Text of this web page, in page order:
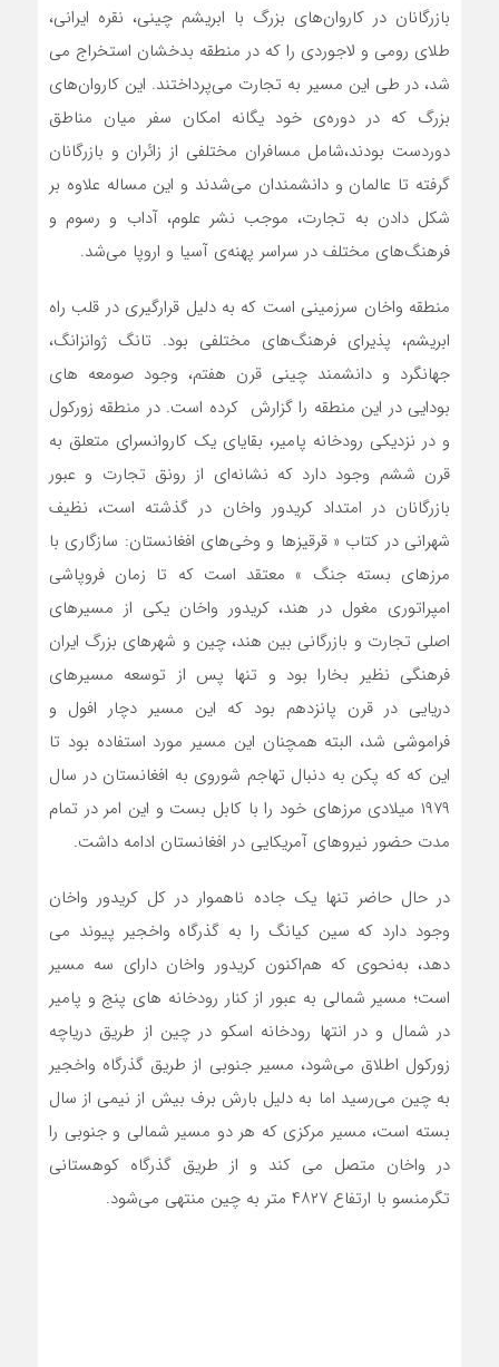
بازرگانان در کاروان‌های بزرگ با ابریشم چینی، نقره ایرانی،
طلای رومی و لاجوردی را که در منطقه بدخشان استخراج می
شد، در طی این مسیر به تجارت می‌پرداختند. این کاروان‌های
بزرگ که در دوره‌ی خود یگانه امکان سفر میان مناطق
دوردست بودند،شامل ‌مسافران مختلفی از زائران و بازرگانان
گرفته تا عالمان و دانشمندان می‌شدند و این مساله علاوه بر
شکل دادن به تجارت، موجب نشر علوم، آداب و رسوم و
فرهنگ‌های مختلف در سراسر پهنه‌ی آسیا و اروپا می‌شد.
منطقه واخان سرزمینی است که به دلیل قرارگیری در قلب راه
ابریشم، پذیرای فرهنگ‌های مختلفی بود. تانگ ژوانزانگ،
جهانگرد و دانشمند چینی قرن هفتم، وجود صومعه های
بودایی در این منطقه را گزارش کرده است. در منطقه زورکول
و در نزدیکی رودخانه پامیر، بقایای یک کاروانسرای متعلق به
قرن ششم وجود دارد که نشانه‌ای از رونق تجارت و عبور
بازرگانان در امتداد کریدور واخان در گذشته است، نظیف
شهرانی در کتاب « قرقیزها و وخی‌های افغانستان: سازگاری با
مرزهای بسته جنگ » معتقد است که تا زمان فروپاشی
امپراتوری مغول در هند، کریدور واخان یکی از مسیرهای
اصلی تجارت و بازرگانی بین هند، چین و شهرهای بزرگ ایران
فرهنگی نظیر بخارا بود و تنها پس از توسعه مسیرهای
دریایی در قرن پانزدهم بود که این مسیر دچار افول و
فراموشی شد، البته همچنان این مسیر مورد استفاده بود تا
این که که پکن به دنبال تهاجم شوروی به افغانستان در سال
۱۹۷۹ میلادی مرزهای خود را با کابل بست و این امر در تمام
مدت حضور نیروهای آمریکایی در افغانستان ادامه داشت.
در حال حاضر تنها یک جاده ناهموار در کل کریدور واخان
وجود دارد که سین کیانگ را به گذرگاه واخجیر پیوند می
دهد، به‌نحوی که هم‌اکنون کریدور واخان دارای سه مسیر
است؛ مسیر شمالی به عبور از کنار رودخانه های پنج و پامیر
در شمال و در انتها رودخانه اسکو در چین از طریق دریاچه
زورکول اطلاق می‌شود، مسیر جنوبی از طریق گذرگاه واخجیر
به چین می‌رسید اما به دلیل بارش برف بیش از نیمی از سال
بسته است، مسیر مرکزی که هر دو مسیر شمالی و جنوبی را
در واخان متصل می کند و از طریق گذرگاه کوهستانی
تگرمنسو با ارتفاع ۴۸۲۷ متر به چین منتهی می‌شود.